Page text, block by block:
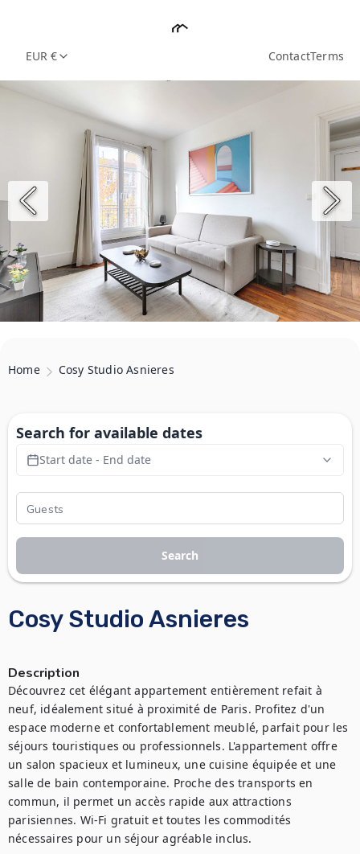
EUR € ContactTerms
Home Cosy Studio Asnieres
Cosy Studio Asnieres
Description
Découvrez cet élégant appartement entièrement refait à
neuf, idéalement situé à proximité de Paris. Profitez d'un
espace moderne et confortablement meublé, parfait pour les
séjours touristiques ou professionnels. L'appartement offre
un salon spacieux et lumineux, une cuisine équipée et une
salle de bain contemporaine. Proche des transports en
commun, il permet un accès rapide aux attractions
parisiennes. Wi-Fi gratuit et toutes les commodités
nécessaires pour un séjour agréable inclus.
Search for available dates
Start date - End date
Search